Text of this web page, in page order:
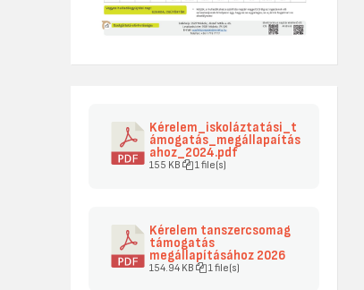
Kérelem_iskoláztatási_t
ámogatás_megállapaítás
ahoz_2024.pdf
155 KB 1 file(s)
Kérelem tanszercsomag
támogatás
megállapításához 2026
154.94 KB 1 file(s)